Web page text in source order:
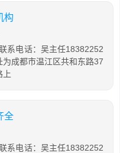
构
系电话：吴主任18382252
成都市温江区共和东路37
上
全
系电话：吴主任18382252